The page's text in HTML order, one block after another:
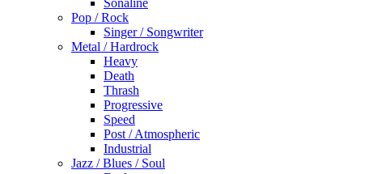
Sõnaline
Pop / Rock
Singer / Songwriter
Metal / Hardrock
Heavy
Death
Thrash
Progressive
Speed
Post / Atmospheric
Industrial
Jazz / Blues / Soul